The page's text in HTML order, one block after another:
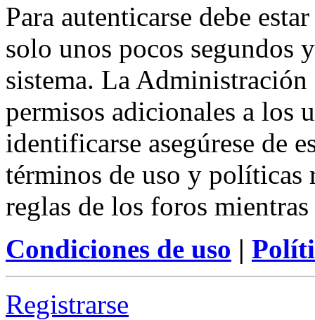
Para autenticarse debe
solo unos pocos segundos
sistema. La
permisos adicionales a los
identificarse asegúrese de
términos de uso y políticas
reglas de los foros
Condiciones de uso |
Registrarse